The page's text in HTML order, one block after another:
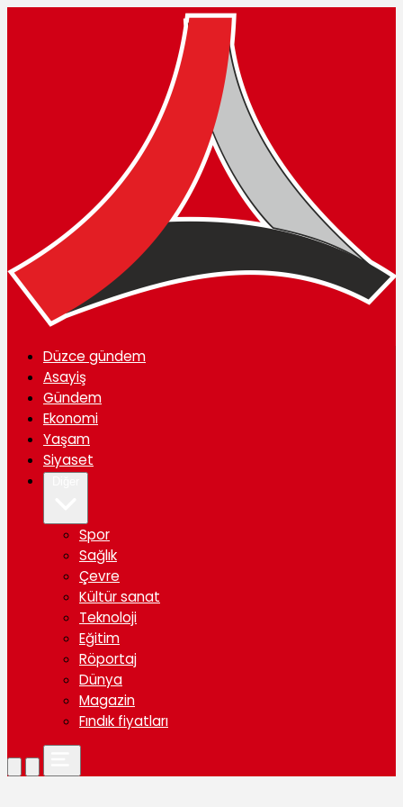
Düzce gündem
Asayiş
Gündem
Ekonomi
Yaşam
Siyaset
Spor
Sağlık
Çevre
Kültür sanat
Teknoloji
Eğitim
Röportaj
Dünya
Magazin
Fındık fiyatları